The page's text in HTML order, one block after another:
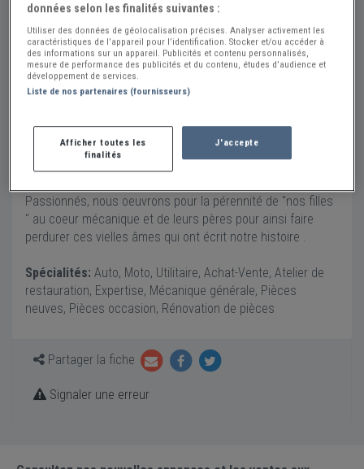
195 Route du Plan de la Tour
83120 SAINTE-MAXIME
Voir sur la carte
Situé à Sainte Maxime au coeur du Golfe de St Tropez, nous
voitures anciennes et haut de gamme .
Avec des années d'expérience, nous proposons une
prestation complète ( mécanique, carrosserie, sellerie,
Passionnés, nous oeuvrons pour la pérennité de "nos filles
" au coeur mécanique et de leurs pères pour ainsi faire
perdurer ces vielles âmes qui ont écrit notre histoire .
Spécialités: Auto, Moto, Utilitaire, Achat-Vente, Atelier de
restauration, Expertise, Mécanique générale, Pièces
neuves, Pièces occasion, Rénovation de pièces
Partager la fiche
Signaler une erreur
données selon les finalités suivantes :
Utiliser des données de géolocalisation précises. Analyser activement les
caractéristiques de l’appareil pour l’identification. Stocker et/ou accéder à
des informations sur un appareil. Publicités et contenu personnalisés,
mesure de performance des publicités et du contenu, études d’audience et
développement de services.
Liste de nos partenaires (fournisseurs)
Afficher toutes les
finalités
J'accepte